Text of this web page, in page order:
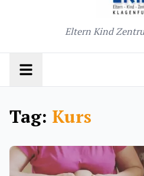
Eltern Kind
Tag: Kurs